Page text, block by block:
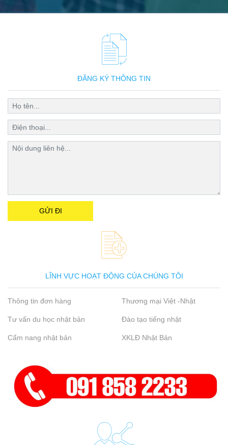
ĐĂNG KÝ THÔNG TIN
LĨNH VỰC HOẠT ĐỘNG CỦA CHÚNG TÔI
Thông tin đơn hàng Thương mại Việt -Nhật
Tư vấn du học nhật bản Đào tạo tiếng nhật
Cẩm nang nhật bản XKLĐ Nhật Bản